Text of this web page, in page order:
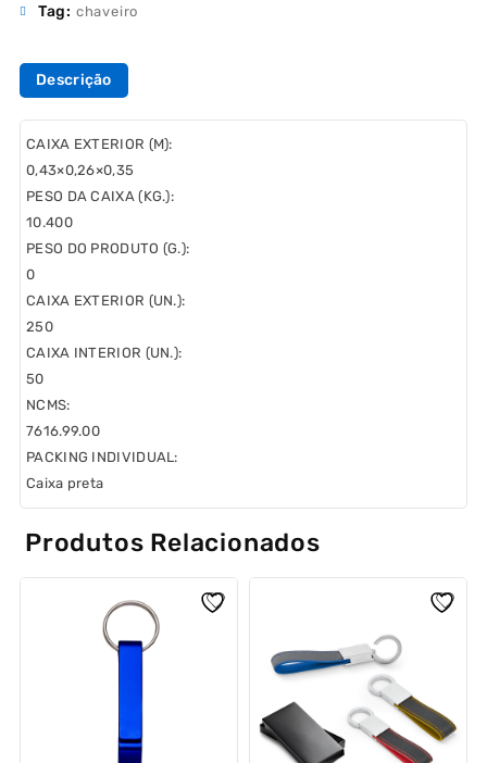
Tag: chaveiro
Descrição
CAIXA EXTERIOR (M):
0,43×0,26×0,35
PESO DA CAIXA (KG.):
10.400
PESO DO PRODUTO (G.):
0
CAIXA EXTERIOR (UN.):
250
CAIXA INTERIOR (UN.):
50
NCMS:
7616.99.00
PACKING INDIVIDUAL:
Caixa preta
Produtos Relacionados